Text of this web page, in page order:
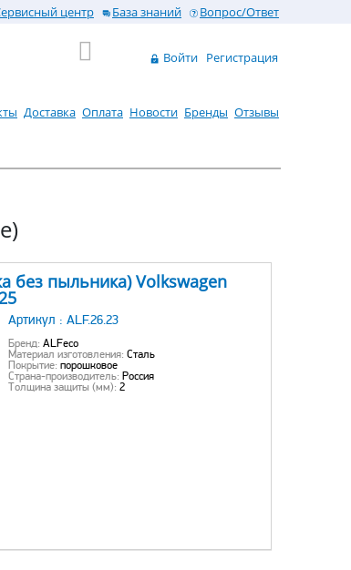
центр База знаний Вопрос/Ответ
Войти Регистрация
Доставка Оплата Новости Бренды Отзывы
без пыльника) Volkswagen
Артикул : ALF.26.23
Бренд: ALFeco
Материал изготовления: Сталь
Покрытие: порошковое
Страна-производитель: Россия
Толщина защиты (мм): 2